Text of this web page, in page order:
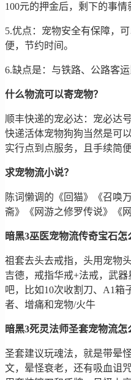
100元的押金后，剩下的事情
5.优点：宠物安全有保障，
便，节约时间。
6.缺点是：与铁路、公路客运
什么物流可以寄宠物？
顺丰快递的宠必达：宠必达
快递活体宠物狗狗当然是可
实行点到点服务，且手续简
求宠物流小说？
陈词懒调的《回猫》《召唤
斋》《网游之修罗传说》《
暗黑3巫医宠物流传奇宝石怎
祖套去头去戒指，头用宠物
吉德，戒指华戒+法戒，武
吧，比如10次收割刀、A1箱
者、增痛和宠物/火牛
暗黑3死灵法师圣套宠物流怎
圣套建议玩魂法，就是带晕
文，晕怪衰老，还有吸血诅